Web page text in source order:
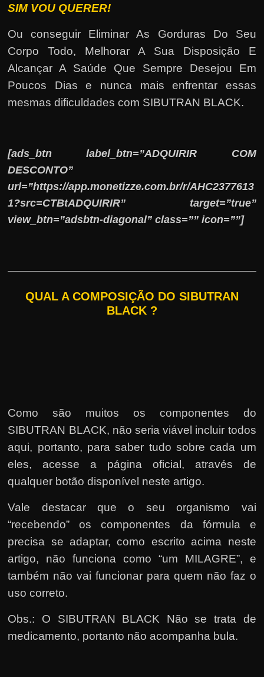
SIM VOU QUERER!
Ou conseguir Eliminar As Gorduras Do Seu
Corpo Todo, Melhorar A Sua Disposição E
Alcançar A Saúde Que Sempre Desejou Em
Poucos Dias e nunca mais enfrentar essas
mesmas dificuldades com SIBUTRAN BLACK.
[ads_btn label_btn=”ADQUIRIR COM
DESCONTO”
url=”https://app.monetizze.com.br/r/AHC2377613
1?src=CTBtADQUIRIR” target=”true”
view_btn=”adsbtn-diagonal” class=”” icon=””]
QUAL A COMPOSIÇÃO DO SIBUTRAN
BLACK ?
Como são muitos os componentes do
SIBUTRAN BLACK, não seria viável incluir todos
aqui, portanto, para saber tudo sobre cada um
eles, acesse a página oficial, através de
qualquer botão disponível neste artigo.
Vale destacar que o seu organismo vai
“recebendo” os componentes da fórmula e
precisa se adaptar, como escrito acima neste
artigo, não funciona como “um MILAGRE”, e
também não vai funcionar para quem não faz o
uso correto.
Obs.: O SIBUTRAN BLACK Não se trata de
medicamento, portanto não acompanha bula.